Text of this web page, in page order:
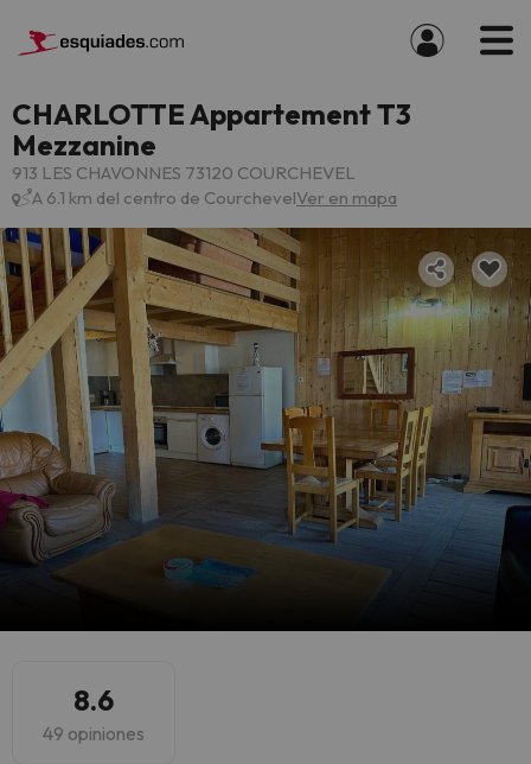
CHARLOTTE Appartement T3
Mezzanine
913 LES CHAVONNES 73120 COURCHEVEL
A 6.1 km del centro de CourchevelVer en mapa
8.6
49 opiniones